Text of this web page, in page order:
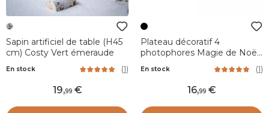
Sapin artificiel de table (H45
cm) Costy Vert émeraude
En stock (1)
19,99
Plateau décoratif 4
photophores Magie de Noël
En stock (1)
16,99